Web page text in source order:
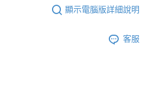
顯示電腦版詳細說明
客服